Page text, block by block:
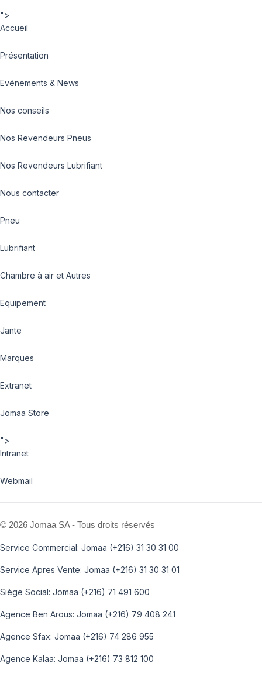
">
Accueil
Présentation
Evénements & News
Nos conseils
Nos Revendeurs Pneus
Nos Revendeurs Lubrifiant
Nous contacter
Pneu
Lubrifiant
Chambre à air et Autres
Equipement
Jante
Marques
Extranet
Jomaa Store
">
Intranet
Webmail
© 2026 Jomaa SA - Tous droits réservés
Service Commercial: Jomaa (+216) 31 30 31 00
Service Apres Vente: Jomaa (+216) 31 30 31 01
Siège Social: Jomaa (+216) 71 491 600
Agence Ben Arous: Jomaa (+216) 79 408 241
Agence Sfax: Jomaa (+216) 74 286 955
Agence Kalaa: Jomaa (+216) 73 812 100